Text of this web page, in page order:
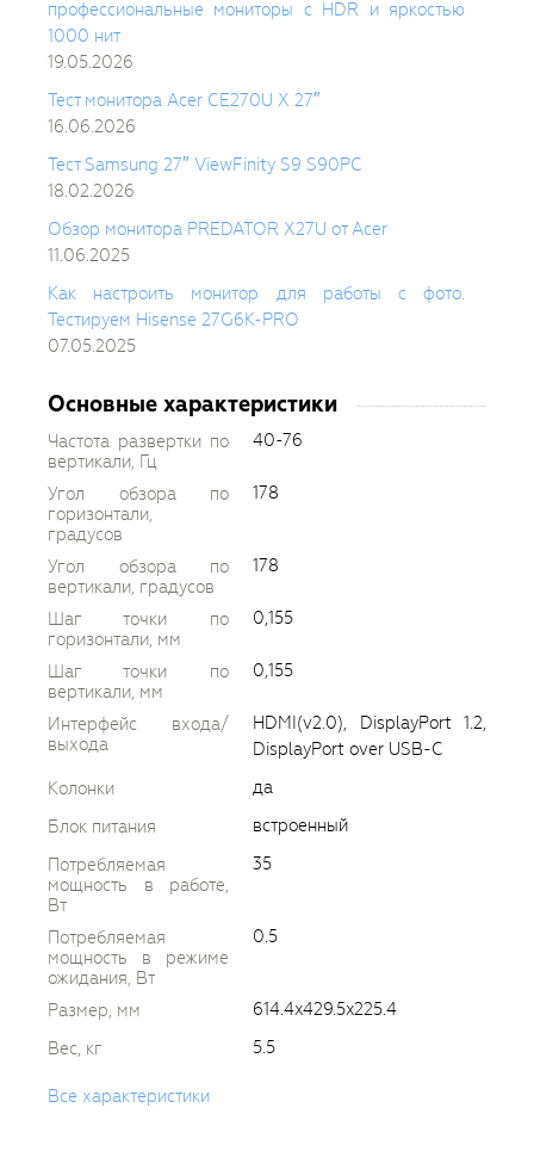
профессиональные мониторы с HDR и яркостью
1000 нит
19.05.2026
Тест монитора Acer CE270U X 27″
16.06.2026
Тест Samsung 27″ ViewFinity S9 S90PC
18.02.2026
Обзор монитора PREDATOR X27U от Acer
11.06.2025
Как настроить монитор для работы с фото.
Тестируем Hisense 27G6K-PRO
07.05.2025
Основные характеристики
Частота развертки по
вертикали, Гц
40-76
Угол обзора по
горизонтали,
градусов
178
Угол обзора по
вертикали, градусов
178
Шаг точки по
горизонтали, мм
0,155
Шаг точки по
вертикали, мм
0,155
Интерфейс входа/
выхода
HDMI(v2.0), DisplayPort 1.2,
DisplayPort over USB-C
Колонки
да
Блок питания
встроенный
Потребляемая
мощность в работе,
Вт
35
Потребляемая
мощность в режиме
ожидания, Вт
0.5
Размер, мм
614.4x429.5x225.4
Вес, кг
5.5
Все характеристики